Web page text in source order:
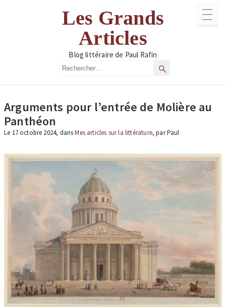
Les Grands
Articles
Blog littéraire de Paul Rafin
Rechercher Rechercher
Arguments pour l’entrée de Molière au
Panthéon
Le 17 octobre 2024, dansMes articles sur la littérature, par Paul